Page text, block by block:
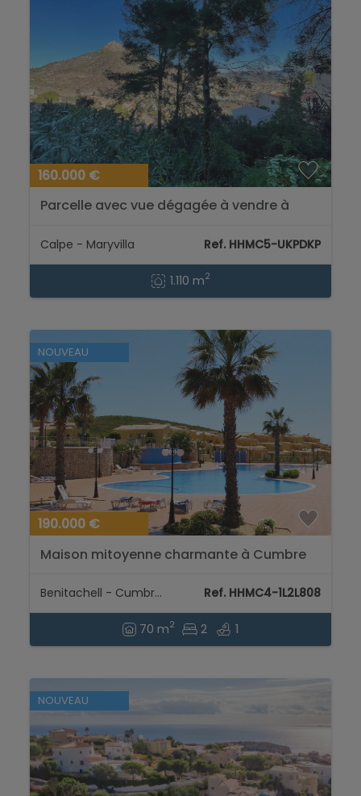
160.000 €
Parcelle avec vue dégagée à vendre à
Calpe - Maryvilla Ref. HHMC5-UKPDKP
1.110 m2
NOUVEAU
190.000 €
Maison mitoyenne charmante à Cumbre
mer...
Benitachell - Cumbre del Sol Ref. HHMC4-1L2L808
70 m2 2 1
NOUVEAU